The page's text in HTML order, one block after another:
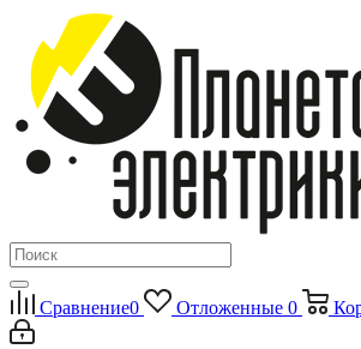
Сравнение0 Отложенные 0